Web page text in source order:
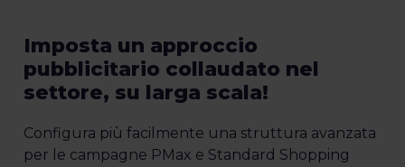
Imposta un approccio
pubblicitario collaudato nel
settore, su larga scala!
Configura più facilmente una struttura avanzata
per le campagne PMax e Standard Shopping